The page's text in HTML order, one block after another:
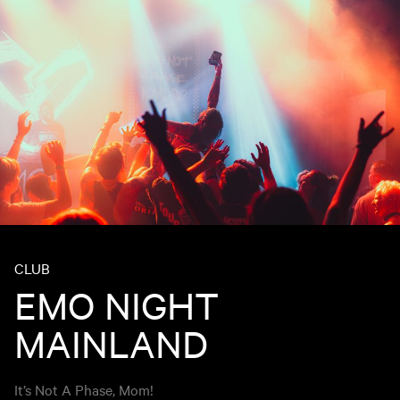
CLUB
EMO NIGHT
MAINLAND
It’s Not A Phase, Mom!